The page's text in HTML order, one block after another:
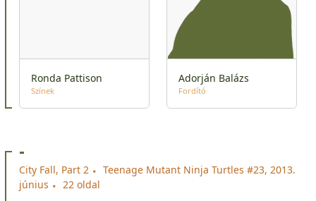
Ronda Pattison
Színek
Adorján Balázs
Fordító
-
City Fall, Part 2
Teenage Mutant Ninja Turtles #23, 2013.
június
22 oldal